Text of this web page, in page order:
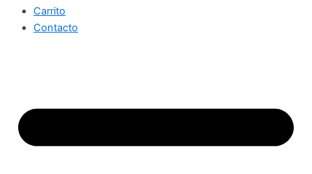
Carrito
Contacto